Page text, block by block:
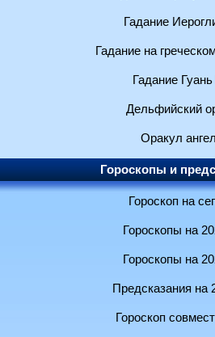
Гадание
Гадание на
Гадание
Дельфийский
Оракул
Гороскопы и
Гороскоп на
Гороскопы на
Гороскопы на
Предсказания на
Гороскоп